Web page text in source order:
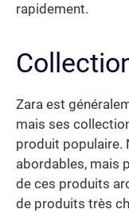
rapidement.
Zara est
mais ses
produit populaire.
abordables, mais
de ces produits
de produits très